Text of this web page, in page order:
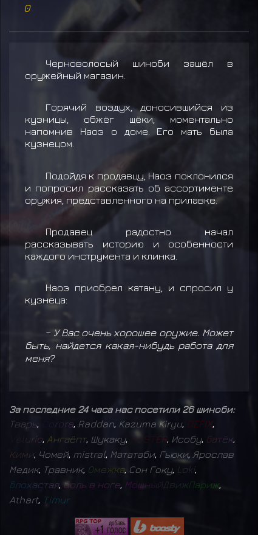
0
Черноволосый шиноби зашёл в
оружейный магазин.
Горячий воздух, доносившийся из
кузницы, обжёг щёки, моментально
напомнив Наоэ о доме. Его мать была
кузнецом.
Подойдя к продавцу, Наоэ поклонился
и попросил рассказать об ассортименте
оружия, представленного на прилавке.
Продавец радостно начал
рассказывать историю и особенности
каждого инструмента и клинка.
Наоэ приобрел катану, и спросил у
кузнеца:
– У Вас очень хорошее оружие. Может
быть, найдется какая-нибудь работа для
меня?
За последние 24 часа нас посетили 26 шиноби:
Тварь orora Raddan Kazuma Kiryu, DEFIX,
urio Ангаёпт, Шукаку, FOSTER, Исобу, Батёк,
Ким и Чомей, mistral Мататаби, Гьюки, Ярослав
Медик, Травник, Омежка, Сон Гоку, L oki,
Блохастая, боль в ноге Мощный ижПариж,
Athart, Timur